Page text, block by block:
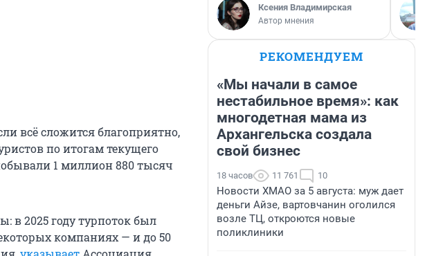
всё сложится благоприятно,
по итогам текущего
1 миллион 880 тысяч
в 2025 году турпоток был
компаниях — и до 50
Ксения Владимирская
Автор мнения
РЕКОМЕНДУЕМ
«Мы начали в самое
нестабильное время»: как
многодетная мама из
Архангельска создала
свой бизнес
18 часов 11 761 10
Новости ХМАО за 5 августа: муж дает
деньги Айзе, вартовчанин оголился
возле ТЦ, откроются новые
поликлиники